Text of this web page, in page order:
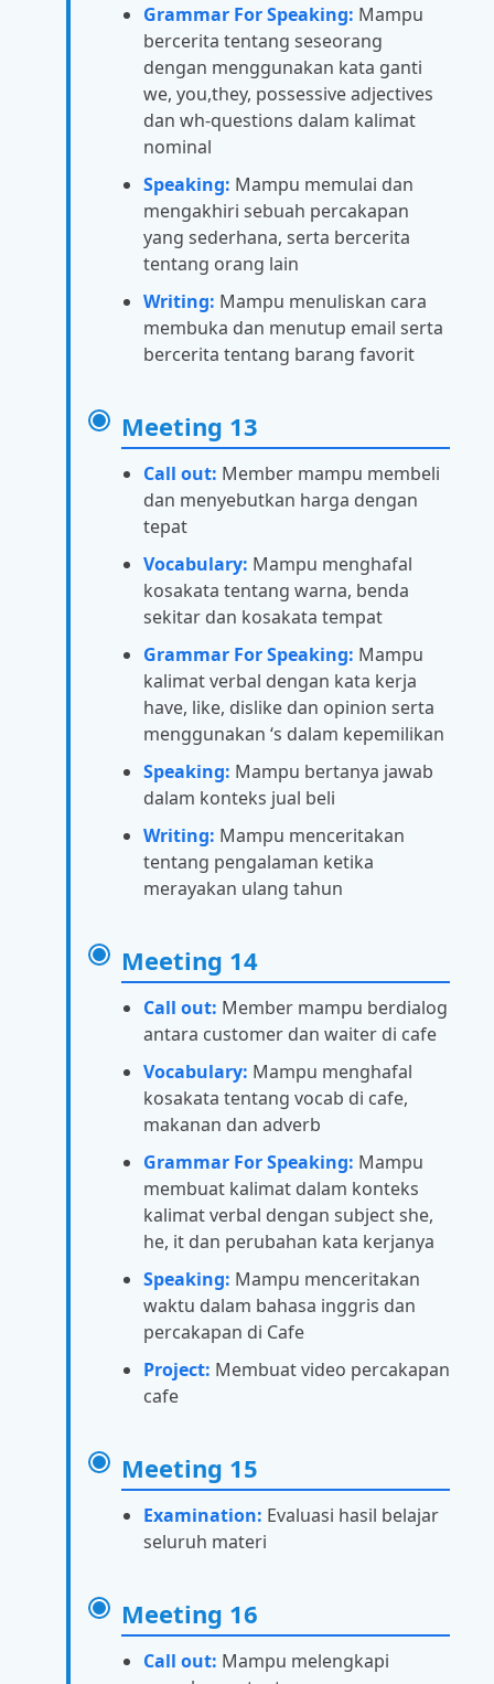
Grammar For Speaking: Mampu
bercerita tentang seseorang
dengan menggunakan kata ganti
we, you,they, possessive adjectives
dan wh-questions dalam kalimat
nominal
Speaking: Mampu memulai dan
mengakhiri sebuah percakapan
yang sederhana, serta bercerita
tentang orang lain
Writing: Mampu menuliskan cara
membuka dan menutup email serta
bercerita tentang barang favorit
Meeting 13
Call out: Member mampu membeli
dan menyebutkan harga dengan
tepat
Vocabulary: Mampu menghafal
kosakata tentang warna, benda
sekitar dan kosakata tempat
Grammar For Speaking: Mampu
kalimat verbal dengan kata kerja
have, like, dislike dan opinion serta
menggunakan ‘s dalam kepemilikan
Speaking: Mampu bertanya jawab
dalam konteks jual beli
Writing: Mampu menceritakan
tentang pengalaman ketika
merayakan ulang tahun
Meeting 14
Call out: Member mampu berdialog
antara customer dan waiter di cafe
Vocabulary: Mampu menghafal
kosakata tentang vocab di cafe,
makanan dan adverb
Grammar For Speaking: Mampu
membuat kalimat dalam konteks
kalimat verbal dengan subject she,
he, it dan perubahan kata kerjanya
Speaking: Mampu menceritakan
waktu dalam bahasa inggris dan
percakapan di Cafe
Project: Membuat video percakapan
cafe
Meeting 15
Examination: Evaluasi hasil belajar
seluruh materi
Meeting 16
Call out: Mampu melengkapi